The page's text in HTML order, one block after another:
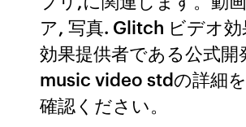
ア, 写真. Glitch ビデオ効
効果提供者である公式
music video stdの詳細
確認ください。